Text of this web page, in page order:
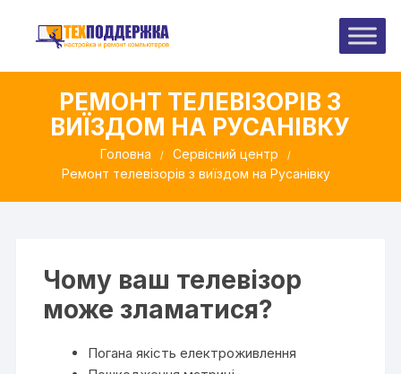
РЕМОНТ ТЕЛЕВІЗОРІВ З
ВИЇЗДОМ НА РУСАНІВКУ
Головна
Сервісний центр
Ремонт телевізорів з виїздом на Русанівку
Чому ваш телевізор
може зламатися?
Погана якість електроживлення